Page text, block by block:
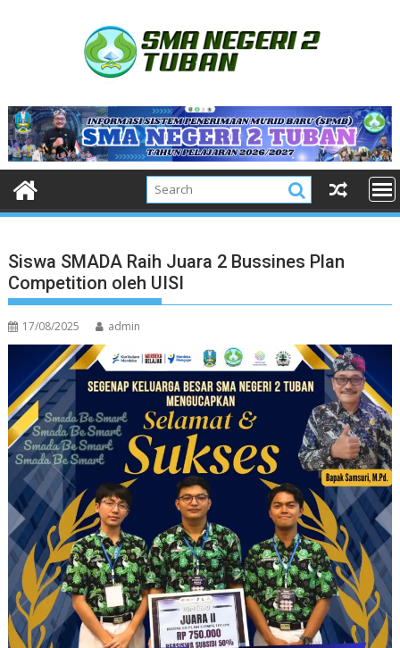
Siswa SMADA Raih Juara 2 Bussines Plan
Competition oleh UISI
17/08/2025 admin